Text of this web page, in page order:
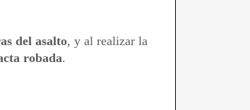
del asalto, y al realizar la
robada.